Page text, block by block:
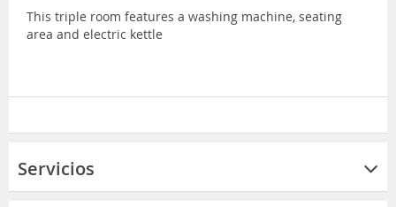
This triple room features a washing machine, seating
area and electric kettle
Servicios